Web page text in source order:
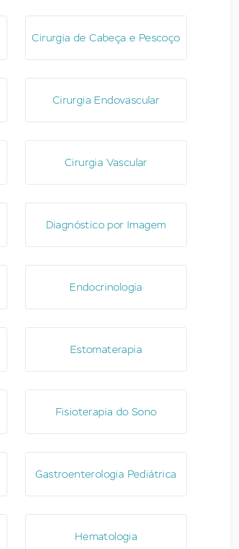
Cirurgia de Cabeça e Pescoço
Cirurgia Endovascular
Cirurgia Vascular
Diagnóstico por Imagem
Endocrinologia
Estomaterapia
Fisioterapia do Sono
Gastroenterologia Pediátrica
Hematologia